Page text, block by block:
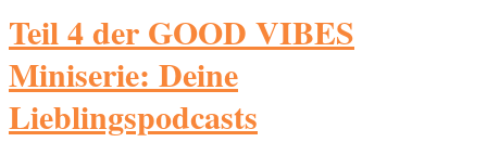
Teil 4 der GOOD VIBES
Miniserie: Deine
Lieblingspodcasts